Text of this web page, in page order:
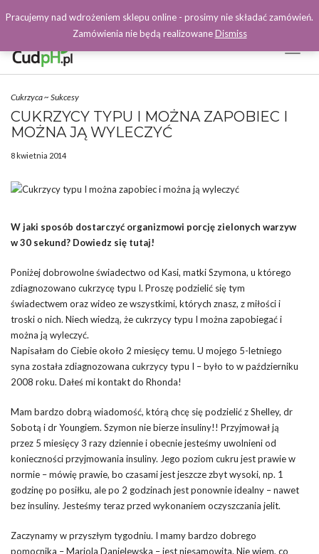
Facebook
Cukrzyca~ Sukcesy
CUKRZYCY TYPU I MOŻNA ZAPOBIEC I
MOŻNA JĄ WYLECZYĆ
8 kwietnia 2014
W jaki sposób dostarczyć organizmowi porcję zielonych warzyw
w 30 sekund? Dowiedz się tutaj!
Poniżej dobrowolne świadectwo od Kasi, matki Szymona, u którego
zdiagnozowano cukrzycę typu I. Proszę podzielić się tym
świadectwem oraz wideo ze wszystkimi, których znasz, z miłości i
troski o nich. Niech wiedzą, że cukrzycy typu I można zapobiegać i
można ją wyleczyć.
Napisałam do Ciebie około 2 miesięcy temu. U mojego 5-letniego
syna została zdiagnozowana cukrzycy typu I – było to w październiku
2008 roku. Dałeś mi kontakt do Rhonda!
Mam bardzo dobrą wiadomość, którą chcę się podzielić z Shelley, dr
Sobotą i dr Youngiem. Szymon nie bierze insuliny!! Przyjmował ją
przez 5 miesięcy 3 razy dziennie i obecnie jesteśmy uwolnieni od
konieczności przyjmowania insuliny. Jego poziom cukru jest prawie w
normie – mówię prawie, bo czasami jest jeszcze zbyt wysoki, np. 1
godzinę po posiłku, ale po 2 godzinach jest ponownie idealny – nawet
bez insuliny. Jesteśmy teraz przed wykonaniem oczyszczania jelit.
Zaczynamy w przyszłym tygodniu. I mamy bardzo dobrego
pomocnika – Mariola Danielewska – jest niesamowita. Nie wiem, co
Pracujemy nad wdrożeniem sklepu online - prosimy nie składać zamówień.
Zamówienia nie będą realizowaneDismiss